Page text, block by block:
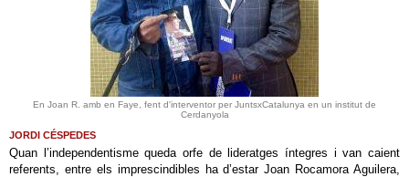
En Joan R. amb en Faye, fent d'interventor per JuntsxCatalunya en un institut de
Cerdanyola
JORDI CÉSPEDES
Quan l’independentisme queda orfe de lideratges íntegres i van caient
referents, entre els imprescindibles ha d’estar Joan Rocamora Aguilera,